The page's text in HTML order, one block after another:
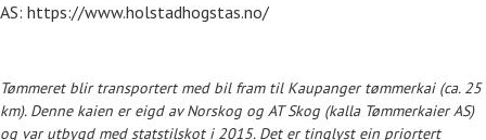
AS: https://www.holstadhogstas.no/
Tømmeret blir transportert med bil fram til Kaupanger tømmerkai (ca. 25
km). Denne kaien er eigd av Norskog og AT Skog (kalla Tømmerkaier AS)
og var utbygd med statstilskot i 2015. Det er tinglyst ein priortert